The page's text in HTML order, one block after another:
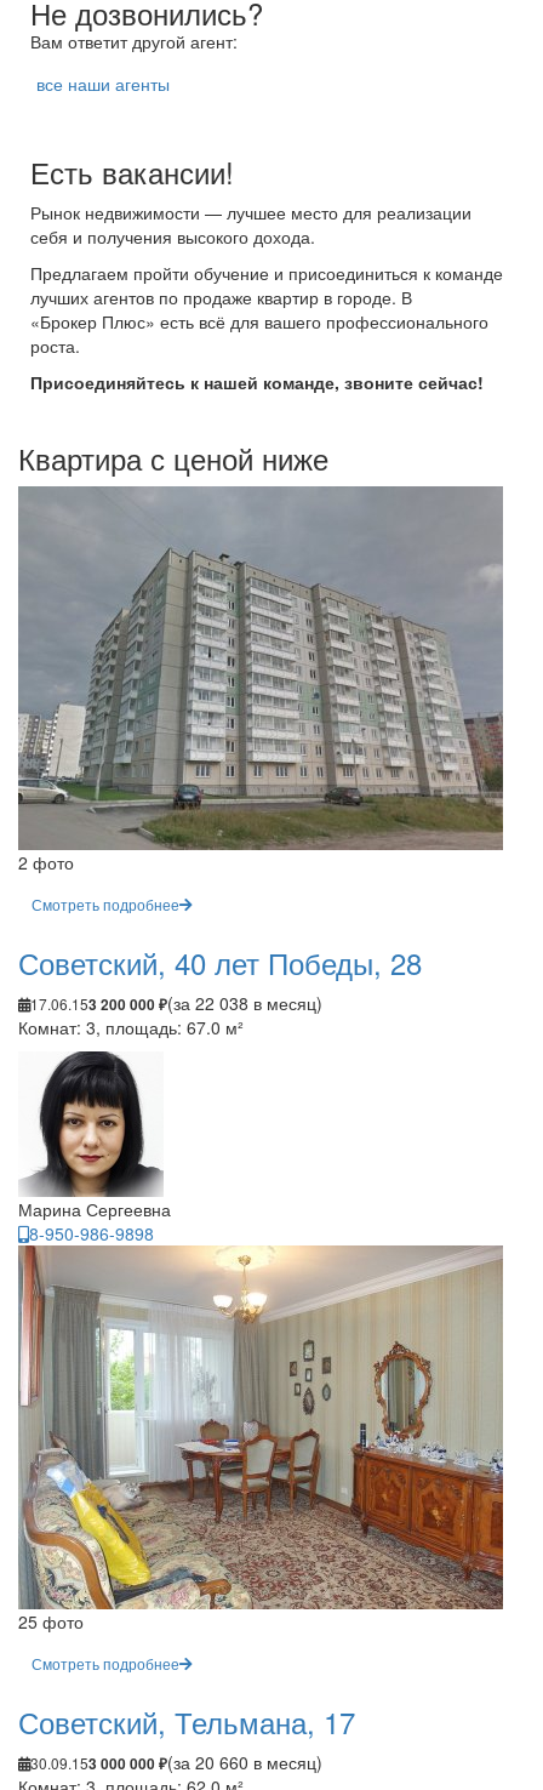
Не дозвонились?
Вам ответит другой агент:
все наши агенты
Есть вакансии!
Рынок недвижимости — лучшее место для реализации
себя и получения высокого дохода.
Предлагаем пройти обучение и присоединиться к команде
лучших агентов по продаже квартир в городе. В
«Брокер Плюс» есть всё для вашего профессионального
роста.
Присоединяйтесь к нашей команде, звоните сейчас!
Квартира с ценой ниже
2 фото
Смотреть подробнее
Советский, 40 лет Победы, 28
17.06.153 200 000 ₽(за 22 038 в месяц)
Комнат: 3, площадь: 67.0 м²
Марина Сергеевна
8-950-986-9898
25 фото
Смотреть подробнее
Советский, Тельмана, 17
30.09.153 000 000 ₽(за 20 660 в месяц)